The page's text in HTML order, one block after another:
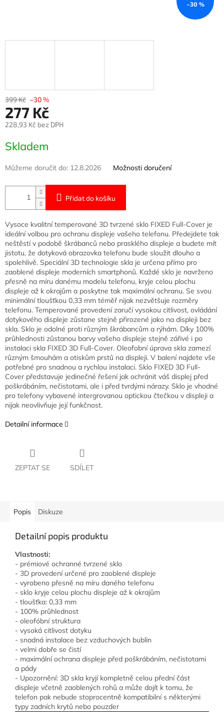
–30 %
399 Kč –30 %
277 Kč
228,93 Kč bez DPH
cena:
Skladem
Můžeme doručit do: 12.8.2026 Možnosti doručení
Přidat do košíku
Vysoce kvalitní temperované 3D tvrzené sklo FIXED Full-Cover je
ideální volbou pro ochranu displeje vašeho telefonu. Předejdete tak
neštěstí v podobě škrábanců nebo prasklého displeje a budete mít
jistotu, že dotyková obrazovka telefonu bude sloužit dlouho a
spolehlivě. Speciální 3D technologie skla je určena přímo pro
zaoblené displeje moderních smartphonů. Každé sklo je navrženo
přesně na míru danému modelu telefonu, kryje celou plochu
displeje až k okrajům a poskytne tak maximální ochranu. Se svou
minimální tloušťkou 0,33 mm téměř nijak nezvětšuje rozměry
telefonu. Temperované provedení zaručí vysokou citlivost, ovládání
dotykového displeje zůstane stejně přirozené jako na displeji bez
skla. Sklo je odolné proti různým škrábancům a rýhám. Díky 100%
průhlednosti zůstanou barvy vašeho displeje stejně zářivé i po
instalaci skla FIXED 3D Full-Cover. Oleofobní úprava skla zamezí
různým šmouhám a otiskům prstů na displeji. V balení najdete vše
potřebné pro snadnou a rychlou instalaci. Sklo FIXED 3D Full-
Cover představuje jedinečné řešení jak ochránit váš displej před
poškrábáním, nečistotami, ale i před tvrdými nárazy. Sklo je vhodné
pro telefony vybavené intergrovanou optickou čtečkou v displeji a
nijak neovlivňuje její funkčnost.
Detailní informace
ZEPTAT SE SDÍLET
Popis Diskuze
Detailní popis produktu
Vlastnosti:
- prémiové ochranné tvrzené sklo
- 3D provedení určené pro zaoblené displeje
- vyrobeno přesně na míru daného telefonu
- sklo kryje celou plochu displeje až k okrajům
- tloušťka: 0,33 mm
- 100% průhlednost
- oleofóbní struktura
- vysoká citlivost dotyku
- snadná instalace bez vzduchových bublin
- velmi dobře se čistí
- maximální ochrana displeje před poškrábáním, nečistotami
a pády
- Upozornění: 3D skla kryjí kompletně celou přední část
displeje včetně zaoblených rohů a může dojít k tomu, že
telefon pak nebude stoprocentně kompatibilní s některými
typy zadních krytů nebo pouzder